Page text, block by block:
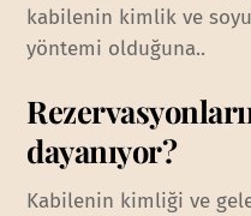
kabilenin kimlik ve
yöntemi olduğuna..
dayanıyor?
Kabilenin kimliği ve